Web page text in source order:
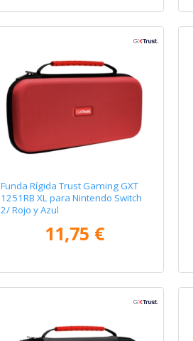
Funda Rígida Trust Gaming GXT
1251RB XL para Nintendo Switch
2/ Rojo y Azul
11,75 €